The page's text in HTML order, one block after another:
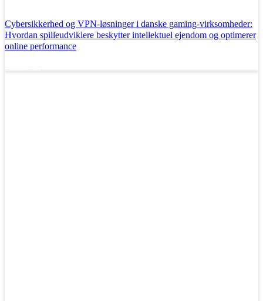
Cybersikkerhed og VPN-løsninger i danske gaming-virksomheder:
Hvordan spilleudviklere beskytter intellektuel ejendom og optimerer
online performance